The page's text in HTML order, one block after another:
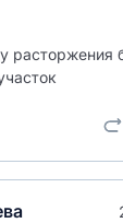
расторжения